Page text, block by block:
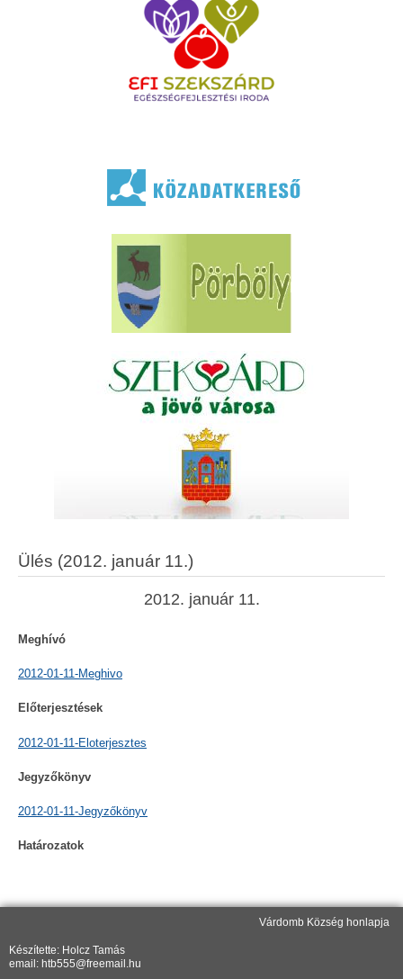
Ülés (2012. január 11.)
2012. január 11.
Meghívó
2012-01-11-Meghivo
Előterjesztések
2012-01-11-Eloterjesztes
Jegyzőkönyv
2012-01-11-Jegyzőkönyv
Határozatok
Várdomb Község honlapja
Készítette: Holcz Tamás
email: htb555@freemail.hu